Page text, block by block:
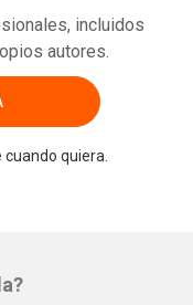
incluidos
autores.
quiera.